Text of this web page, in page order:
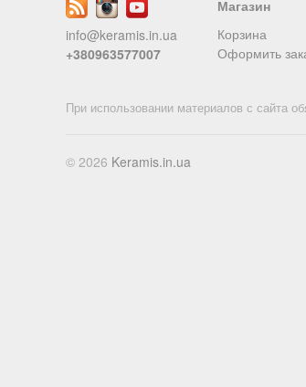
info@keramis.in.ua
+380963577007
Магазин
Корзина
Оформить
При использовании материалов с сайта
© 2026 Keramis.in.ua